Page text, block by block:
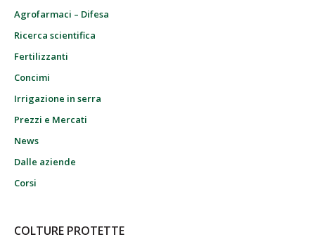
Agrofarmaci – Difesa
Ricerca scientifica
Fertilizzanti
Concimi
Irrigazione in serra
Prezzi e Mercati
News
Dalle aziende
Corsi
COLTURE PROTETTE